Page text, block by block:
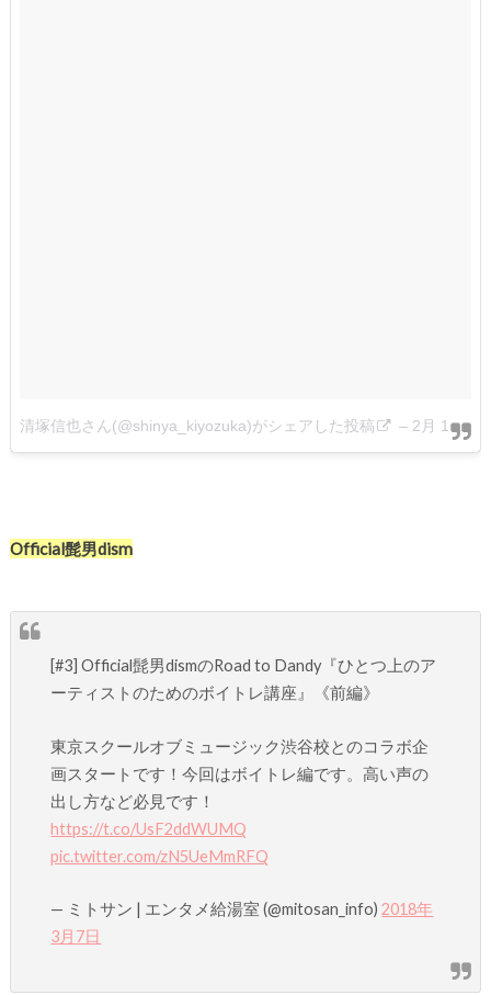
清塚信也さん(@shinya_kiyozuka)がシェアした投稿 – 2月 14, 2018 at 7:11午前 PST
Official髭男dism
[#3] Official髭男dismのRoad to Dandy『ひとつ上のア
ーティストのためのボイトレ講座』《前編》
東京スクールオブミュージック渋谷校とのコラボ企
画スタートです！今回はボイトレ編です。高い声の
出し方など必見です！
https://t.co/UsF2ddWUMQ
pic.twitter.com/zN5UeMmRFQ
— ミトサン | エンタメ給湯室 (@mitosan_info)2018年
3月7日